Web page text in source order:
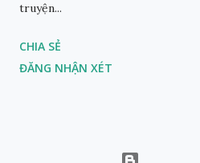
truyện...
CHIA SẺ
ĐĂNG NHẬN XÉT